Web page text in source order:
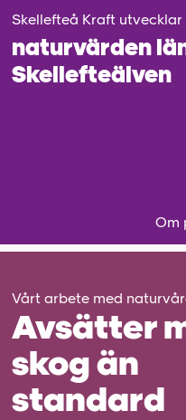
Skellefteå Kraft utvecklar
natur­värden
Skellefte­älven
Om
Vårt arbete med
Avsätter
skog än
standard